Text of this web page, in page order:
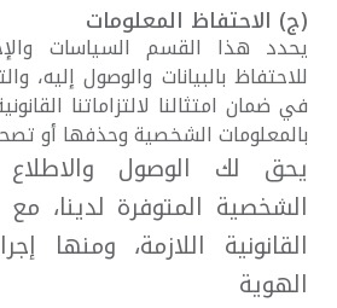
(ج) الاحتفاظ المعلومات
يحدد هذا القسم السياسات
للاحتفاظ بالبيانات والوصول
في ضمان امتثالنا لالتزاماتنا
بالمعلومات الشخصية وحذفها أو
يحق لك الوصول
الشخصية المتوفرة لدينا، مع
القانونية اللازمة، ومنها
الهوية